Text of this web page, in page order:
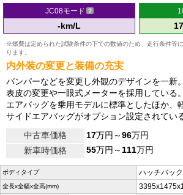
JC08モード
-km/L
※燃費は定められた試験条件の下での数値のため、走行条件等
ります。
内外装の変更と装備の充実
バンパーなどを変更し外観のデザインを一新
表皮の変更や一眼式メーターを採用している
エアバッグを乗用モデルに標準としたほか、
サイドエアバッグがオプション設定されてい
中古車価格
17万円～96万円
新車時価格
55万円～111万円
ボディタイプ ハッチバック
全長x全幅x全高(mm)